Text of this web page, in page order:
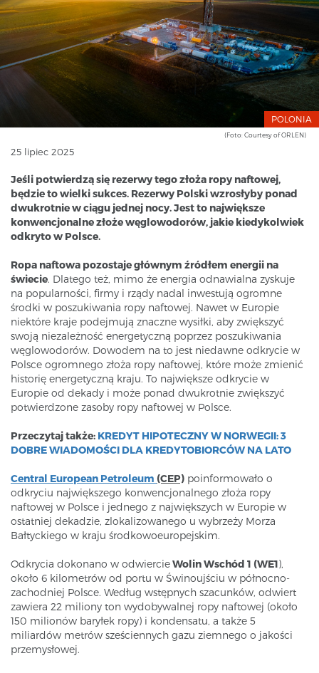
POLONIA
(Foto: Courtesy of ORLEN)
25 lipiec 2025
Jeśli potwierdzą się rezerwy tego złoża ropy naftowej,
będzie to wielki sukces. Rezerwy Polski wzrosłyby ponad
dwukrotnie w ciągu jednej nocy. Jest to największe
konwencjonalne złoże węglowodorów, jakie kiedykolwiek
odkryto w Polsce.
Ropa naftowa pozostaje głównym źródłem energii na
świecie. Dlatego też, mimo że energia odnawialna zyskuje
na popularności, firmy i rządy nadal inwestują ogromne
środki w poszukiwania ropy naftowej. Nawet w Europie
niektóre kraje podejmują znaczne wysiłki, aby zwiększyć
swoją niezależność energetyczną poprzez poszukiwania
węglowodorów. Dowodem na to jest niedawne odkrycie w
Polsce ogromnego złoża ropy naftowej, które może zmienić
historię energetyczną kraju. To największe odkrycie w
Europie od dekady i może ponad dwukrotnie zwiększyć
potwierdzone zasoby ropy naftowej w Polsce.
Przeczytaj także: KREDYT HIPOTECZNY W NORWEGII: 3
DOBRE WIADOMOŚCI DLA KREDYTOBIORCÓW NA LATO
Central European Petroleum (CEP) poinformowało o
odkryciu największego konwencjonalnego złoża ropy
naftowej w Polsce i jednego z największych w Europie w
ostatniej dekadzie, zlokalizowanego u wybrzeży Morza
Bałtyckiego w kraju środkowoeuropejskim.
Odkrycia dokonano w odwiercieWolin Wschód 1 (WE1),
około 6 kilometrów od portu w Świnoujściu w północno-
zachodniej Polsce. Według wstępnych szacunków, odwiert
zawiera 22 miliony ton wydobywalnej ropy naftowej (około
150 milionów baryłek ropy) i kondensatu, a także 5
miliardów metrów sześciennych gazu ziemnego o jakości
przemysłowej.